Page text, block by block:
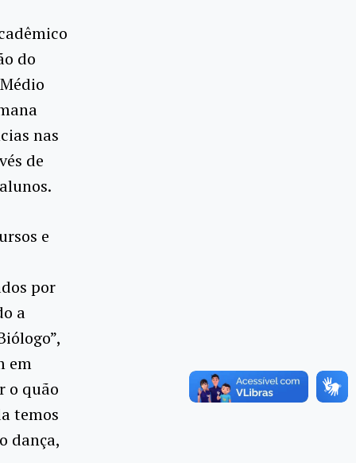
do
nas
de
e
por
a
em
o quão
temos
dança,